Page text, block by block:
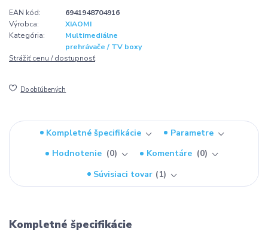
EAN kód:
6941948704916
Výrobca:
XIAOMI
Kategória:
Multimediálne
prehrávače / TV boxy
Strážiť cenu / dostupnosť
Do obľúbených
Kompletné špecifikácie
Parametre
Hodnotenie
0 Komentáre
0
Súvisiaci tovar
1
Kompletné špecifikácie